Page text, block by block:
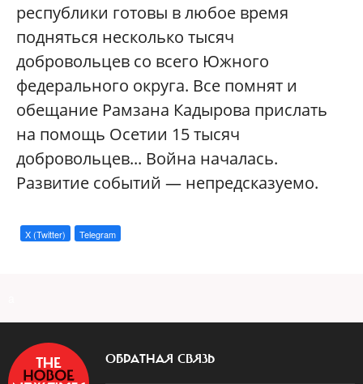
республики готовы в любое время
подняться несколько тысяч
добровольцев со всего Южного
федерального округа. Все помнят и
обещание Рамзана Кадырова прислать
на помощь Осетии 15 тысяч
добровольцев... Война началась.
Развитие событий — непредсказуемо.
X (Twitter) Telegram
ОБРАТНАЯ СВЯЗЬ